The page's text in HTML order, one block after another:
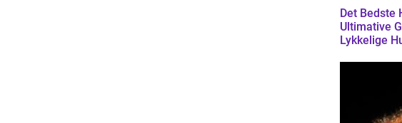
Det Bedste
Ultimative
Lykkelige